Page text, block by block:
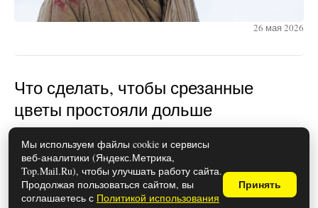
26 мая 2026
Что сделать, чтобы срезанные
цветы простояли дольше
Мы используем файлы cookie и сервисы
веб-аналитики (Яндекс.Метрика,
Top.Mail.Ru), чтобы улучшать работу сайта.
Продолжая пользоваться сайтом, вы
соглашаетесь с Политикой использования
Принять